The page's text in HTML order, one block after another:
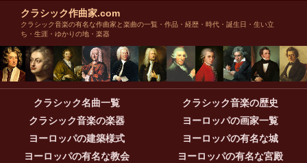
クラシック作曲家.com
クラシック音楽の有名な作曲家と楽曲の一覧・作品・経歴・時代・誕生日・生い立
ち・生涯・ゆかりの地・楽器
クラシック名曲一覧
クラシック音楽の歴史
クラシック音楽の楽器
ヨーロッパの画家一覧
ヨーロッパの建築様式
ヨーロッパの有名な城
ヨーロッパの有名な教会
ヨーロッパの有名な宮殿